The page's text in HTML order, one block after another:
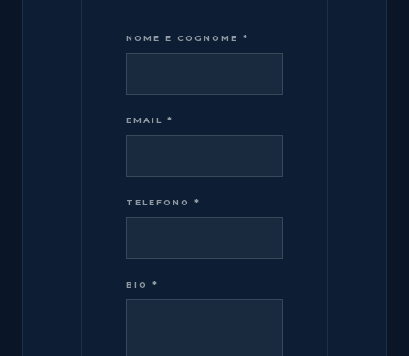
NOME E COGNOME *
EMAIL *
TELEFONO *
BIO *